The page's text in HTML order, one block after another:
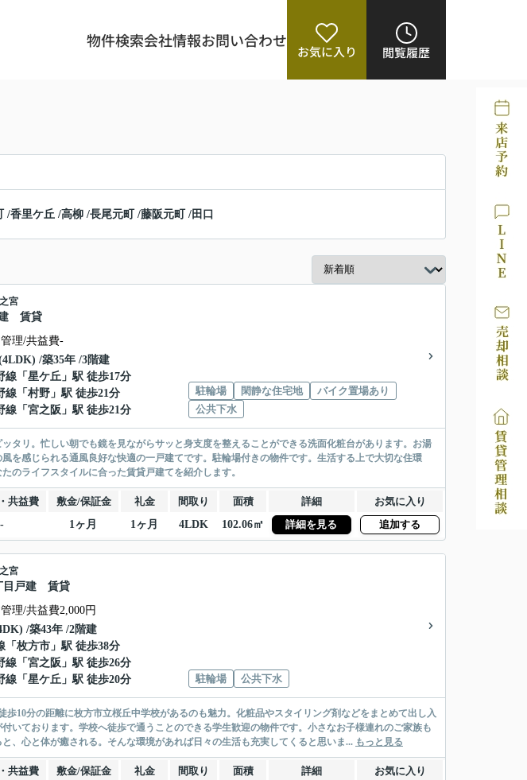
物件検索会社情報お問い合わせ
お気に入り 閲覧履歴
/香里ケ丘 /高柳 /長尾元町 /藤阪元町 /田口
宮
賃貸
管理/共益費-
/築35年 /3階建
線 「 星ケ丘 」駅 徒歩17分
線 「 村野 」駅 徒歩21分
線 「 宮之阪 」駅 徒歩21分
駐輪場 閑静な住宅地
バイク置場あり
公共下水
タリ。忙しい朝でも鏡を見ながらサッと身支度を整えることができる洗面化粧台があります。お湯
を感じられる通風良好な快適の一戸建てです。駐輪場付きの物件です。生活する上で大切な住環
のライフスタイルに合った賃貸戸建てを紹介します。
共益費 敷金/保証金 礼金 間取り 面積 詳細
お気に入り
- 1ヶ月 1ヶ月 4LDK 102.06㎡ 詳細を見る 追加する
宮
目戸建 賃貸
管理/共益費2,000円
/築43年 /2階建
「 枚方市 」駅 徒歩38分
線 「 宮之阪 」駅 徒歩26分
線 「 星ケ丘 」駅 徒歩20分 駐輪場 公共下水
10分の距離に枚方市立桜丘中学校があるのも魅力。化粧品やスタイリング剤などをまとめて出し入
いております。学校へ徒歩で通うことのできる学生歓迎の物件です。小さなお子様連れのご家族も
、心と体が癒される。そんな環境があれば日々の生活も充実してくると思いま... もっと見る
共益費 敷金/保証金 礼金 間取り 面積 詳細
お気に入り